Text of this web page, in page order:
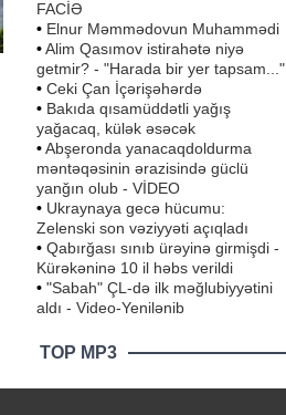
FACİƏ
• Elnur Məmmədovun Muhammədi
•Alim Qasımov istirahətə niyə
getmir? - "Harada bir yer tapsam..."
• Ceki Çan İçərişəhərdə
• Bakıda qısamüddətli yağış
yağacaq, külək əsəcək
•Abşeronda yanacaqdoldurma
məntəqəsinin ərazisində güclü
yanğın olub - VİDEO
• Ukraynaya gecə hücumu:
Zelenski son vəziyyəti açıqladı
• Qabırğası sınıb ürəyinə girmişdi -
Kürəkəninə 10 il həbs verildi
• "Sabah" ÇL-də ilk məğlubiyyətini
aldı - Video-Yenilənib
TOP MP3